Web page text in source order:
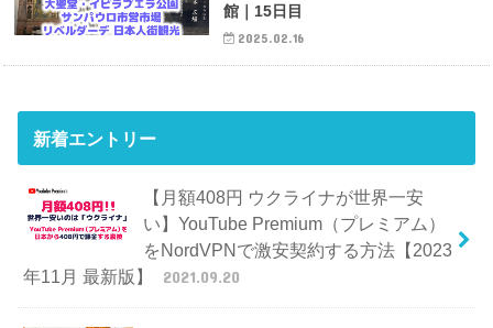
館｜15日目
2025.02.16
新着エントリー
【月額408円 ウクライナが世界一安
い】YouTube Premium（プレミアム）
をNordVPNで激安契約する方法【2023
年11月 最新版】
2021.09.20